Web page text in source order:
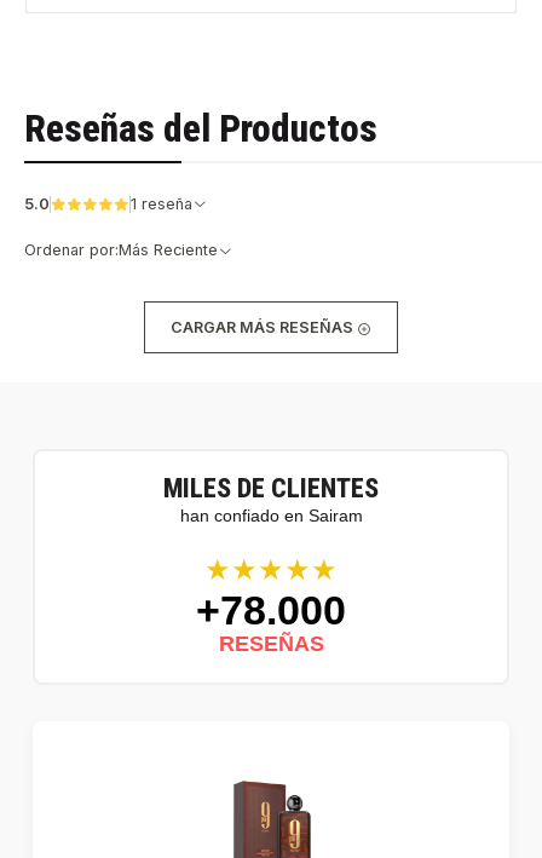
Reseñas del Productos
5.0 1 reseña
Ordenar por:Más Reciente
CARGAR MÁS RESEÑAS
MILES DE CLIENTES
han confiado en Sairam
★★★★★
+78.000
RESEÑAS